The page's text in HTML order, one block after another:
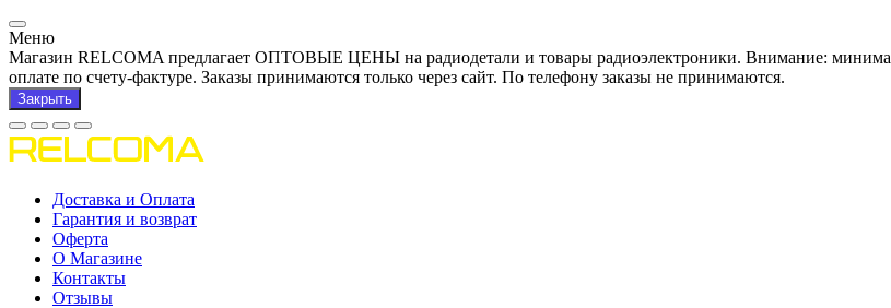
Меню
Магазин RELCOMA предлагает ОПТОВЫЕ ЦЕНЫ на радиодетали и товары радиоэлектроники. Внимание:
оплате по счету-фактуре. Заказы принимаются только через сайт. По телефону заказы не принимаются.
Закрыть
Доставка и Оплата
Гарантия и возврат
Оферта
О Магазине
Контакты
Отзывы